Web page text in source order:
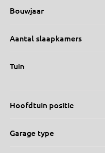
Bouwjaar
Aantal slaapkamers
Tuin
Hoofdtuin positie
Garage type